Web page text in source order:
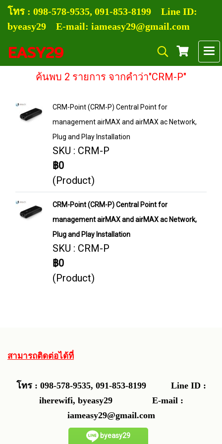
โทร : 098-578-9535, 091-853-8199 Line ID:
byeasy29 E-mail: iameasy29@gmail.com
EASY29
ค้นพบ 2 รายการ จากคำว่า"CRM-P"
CRM-Point (CRM-P) Central Point for
management airMAX and airMAX ac Network,
Plug and Play Installation
SKU : CRM-P
฿0
(Product)
CRM-Point (CRM-P) Central Point for
management airMAX and airMAX ac Network,
Plug and Play Installation
SKU : CRM-P
฿0
(Product)
สามารถติดต่อได้ที่
โทร : 098-578-9535, 091-853-8199 Line ID :
iherewifi, byeasy29 E-mail :
iameasy29@gmail.com
byeasy29